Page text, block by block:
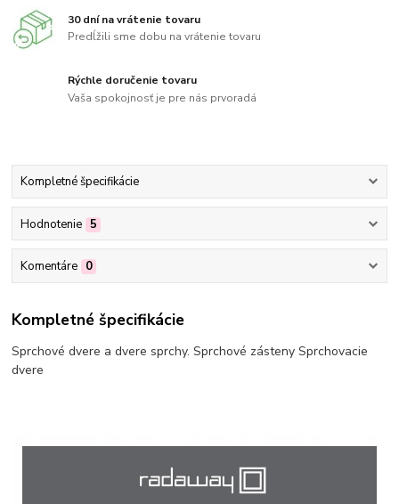
30 dní na vrátenie tovaru
Predĺžili sme dobu na vrátenie tovaru
Rýchle doručenie tovaru
Vaša spokojnosť je pre nás prvoradá
Kompletné špecifikácie
Hodnotenie 5
Komentáre 0
Kompletné špecifikácie
Sprchové dvere a dvere sprchy. Sprchové zásteny Sprchovacie
dvere